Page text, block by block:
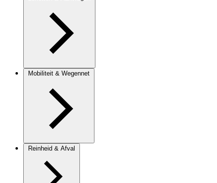
Mobiliteit & Wegennet
Reinheid & Afval